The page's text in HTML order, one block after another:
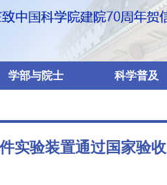
学部与院士 科学普及
实验装置通过国家验收